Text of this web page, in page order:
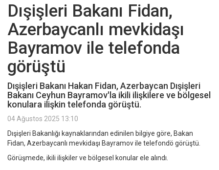
Dışişleri Bakanı Fidan,
Azerbaycanlı mevkidaşı
Bayramov ile telefonda
görüştü
Dışişleri Bakanı Hakan Fidan, Azerbaycan Dışişleri
Bakanı Ceyhun Bayramov'la ikili ilişkilere ve bölgesel
konulara ilişkin telefonda görüştü.
04 Ağustos 2025 13:10
Dışişleri Bakanlığı kaynaklarından edinilen bilgiye göre, Bakan
Fidan, Azerbaycanlı mevkidaşı Bayramov ile telefondö görüştü.
Görüşmede, ikili ilişkiler ve bölgesel konular ele alındı.